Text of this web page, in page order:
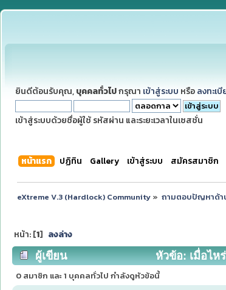
ยินดีต้อนรับคุณ, บุคคลทั่วไปกรุณา เข้าสู่ระบบ หรือ ลงทะเบี
เข้าสู่ระบบด้วยชื่อผู้ใช้ รหัสผ่าน และระยะเวลาในเซสชั่น
หน้าแรก ปฏิทิน Gallery เข้าสู่ระบบ สมัครสมาชิก
eXtreme V.3 (Hardlock) Community» ถามตอบปัญหาด้า
หน้า: [1] ลงล่าง
ผู้เขียน หัวข้อ: เมื่อไห
0 สมาชิก และ 1 บุคคลทั่วไป กำลังดูหัวข้อนี้